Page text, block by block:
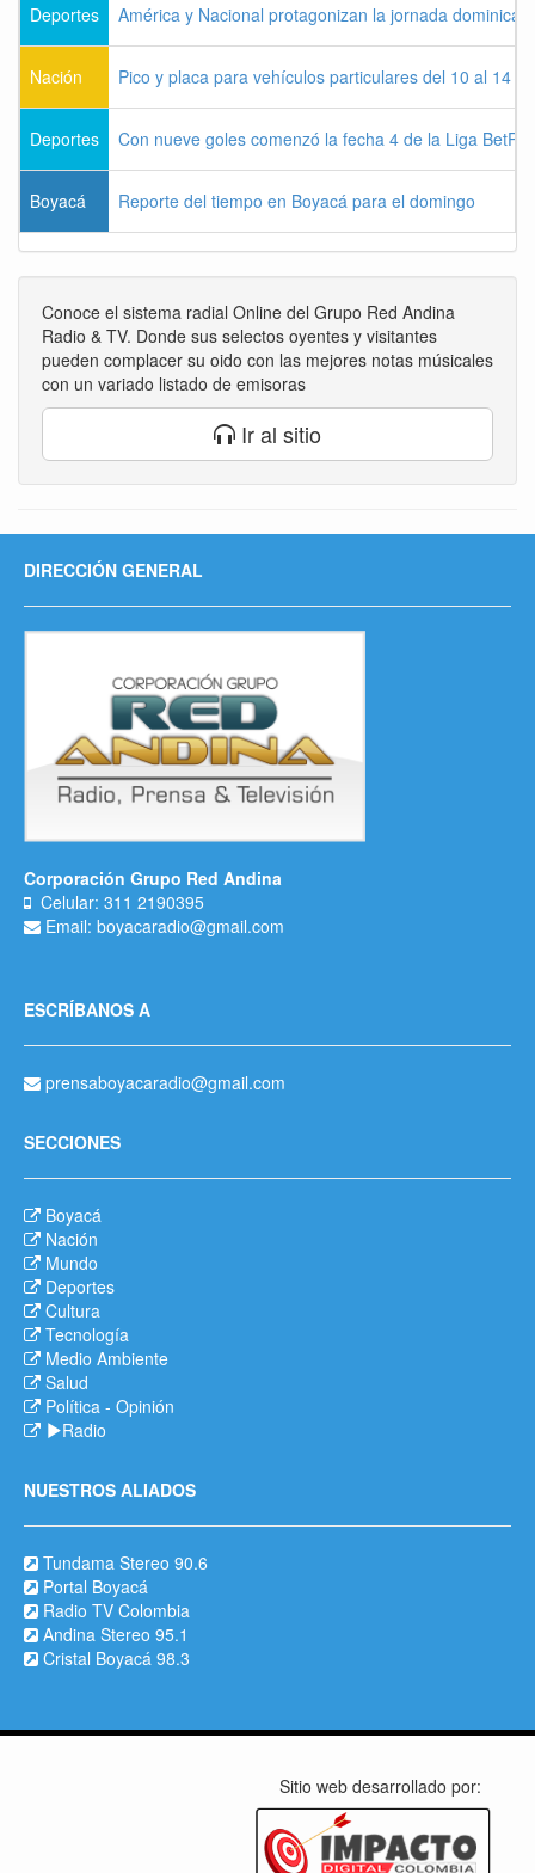
Deportes América y Nacional protagonizan la jornada dominical
Nación Pico y placa para vehículos particulares del 10 al 14
Deportes Con nueve goles comenzó la fecha 4 de la Liga
Boyacá Reporte del tiempo en Boyacá para el domingo
Conoce el sistema radial Online del Grupo Red Andina
Radio & TV. Donde sus selectos oyentes y visitantes
pueden complacer su oido con las mejores notas músicales
con un variado listado de emisoras
Ir al sitio
DIRECCIÓN GENERAL
Corporación Grupo Red Andina
Celular: 311 2190395
Email: boyacaradio@gmail.com
ESCRÍBANOS A
prensaboyacaradio@gmail.com
SECCIONES
Boyacá
Nación
Mundo
Deportes
Cultura
Tecnología
Medio Ambiente
Salud
Política - Opinión
Radio
NUESTROS ALIADOS
Tundama Stereo 90.6
Portal Boyacá
Radio TV Colombia
Andina Stereo 95.1
Cristal Boyacá 98.3
Sitio web desarrollado por: